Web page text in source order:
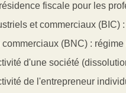
fiscale pour les
et commerciaux (BIC)
(BNC) :
d'une société
de l'entrepreneur